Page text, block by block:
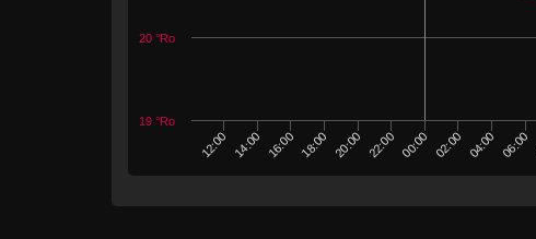
12:00 14:00 16:00 18:00 20:00 22:00 00:00 02:00 04:00 06:00
19 °Ro
20 °Ro